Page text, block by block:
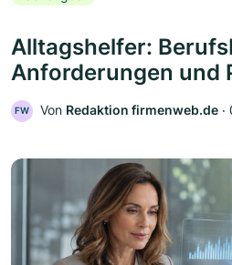
Alltagshelfer:
Anforderungen und
FW Von Redaktion firmenweb.de ‧